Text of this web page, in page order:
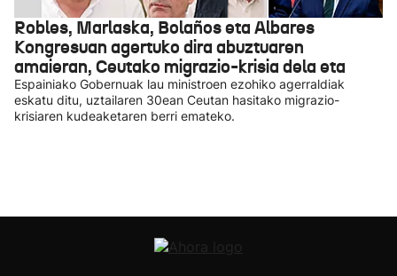
Robles, Marlaska, Bolaños eta Albares
Kongresuan agertuko dira abuztuaren
amaieran, Ceutako migrazio-krisia dela eta
Espainiako Gobernuak lau ministroen ezohiko agerraldiak
eskatu ditu, uztailaren 30ean Ceutan hasitako migrazio-
krisiaren kudeaketaren berri emateko.